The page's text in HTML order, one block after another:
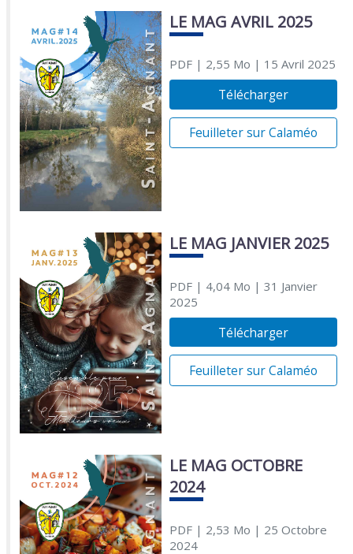
LE MAG AVRIL 2025
PDF| 2,55 Mo | 15 Avril 2025
Télécharger
Feuilleter sur Calaméo
LE MAG JANVIER 2025
PDF| 4,04 Mo | 31 Janvier
2025
Télécharger
Feuilleter sur Calaméo
LE MAG OCTOBRE
2024
PDF| 2,53 Mo | 25 Octobre
2024